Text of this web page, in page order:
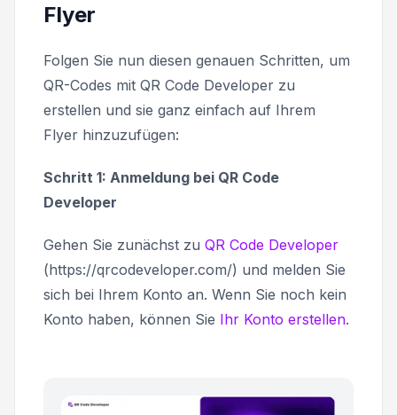
Flyer
Folgen Sie nun diesen genauen Schritten, um
QR-Codes mit QR Code Developer zu
erstellen und sie ganz einfach auf Ihrem
Flyer hinzuzufügen:
Schritt 1: Anmeldung bei QR Code
Developer
Gehen Sie zunächst zu QR Code Developer
(https://qrcodeveloper.com/) und melden Sie
sich bei Ihrem Konto an. Wenn Sie noch kein
Konto haben, können Sie Ihr Konto erstellen.